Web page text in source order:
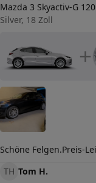
Herstellerkontakt
Mazda 3 Skyactiv-G 120
Silver, 18 Zoll
+
Schöne Felgen.Preis-
TH Tom H.